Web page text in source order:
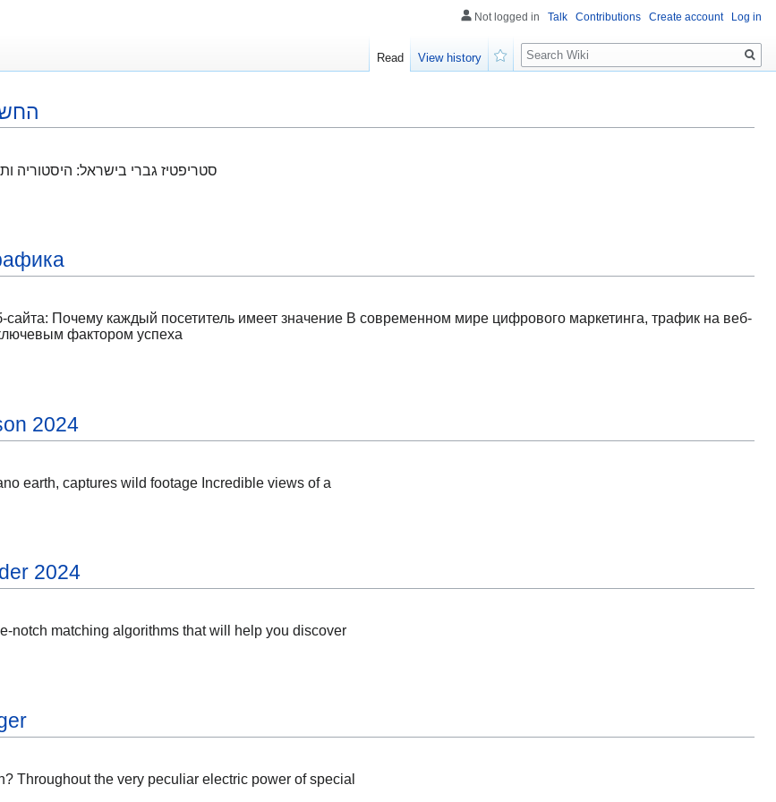
"סטריפטיז גברי בישראל:
Почему каждый посетитель имеет значение В современном мире цифрового маркетинга, трафик на веб-
фактором успеха
2024
earth, captures wild footage Incredible views of a
2024
notch matching algorithms that will help you discover
Throughout the very peculiar electric power of special
Not logged in Talk Contributions Create account Log in
Read
View history
Search